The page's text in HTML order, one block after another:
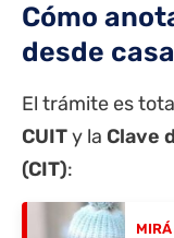
Cómo
desde casa
El trámite es
CUITy la Clave
(CIT):